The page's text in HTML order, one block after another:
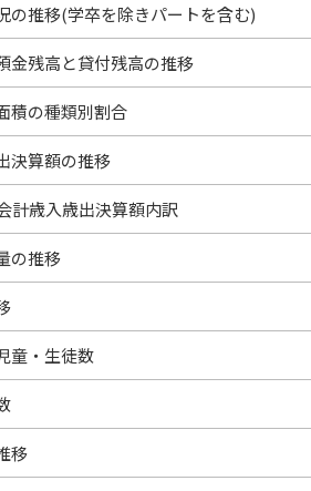
の推移(学卒を除きパートを含む)
金残高と貸付残高の推移
積の種類別割合
決算額の推移
計歳入歳出決算額内訳
の推移
童・生徒数
移